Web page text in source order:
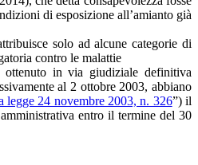
di esposizione all’amianto già
solo ad alcune categorie di
contro le malattie
ottenuto in via giudiziale definitiva
al 2 ottobre 2003, abbiano
legge 24 novembre 2003, n. 326”) il
entro il termine del 30